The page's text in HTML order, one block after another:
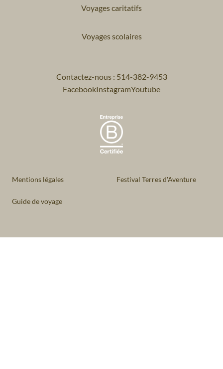
Voyages caritatifs
Voyages scolaires
Contactez-nous : 514-382-9453
FacebookInstagramYoutube
Mentions légales Festival Terres d'Aventure
Guide de voyage